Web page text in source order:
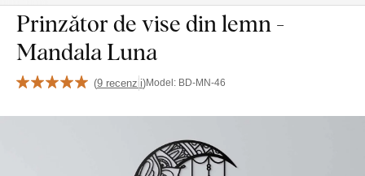
Prinzător de vise din lemn -
Mandala Luna
(9 recenzii)Model: BD-MN-46